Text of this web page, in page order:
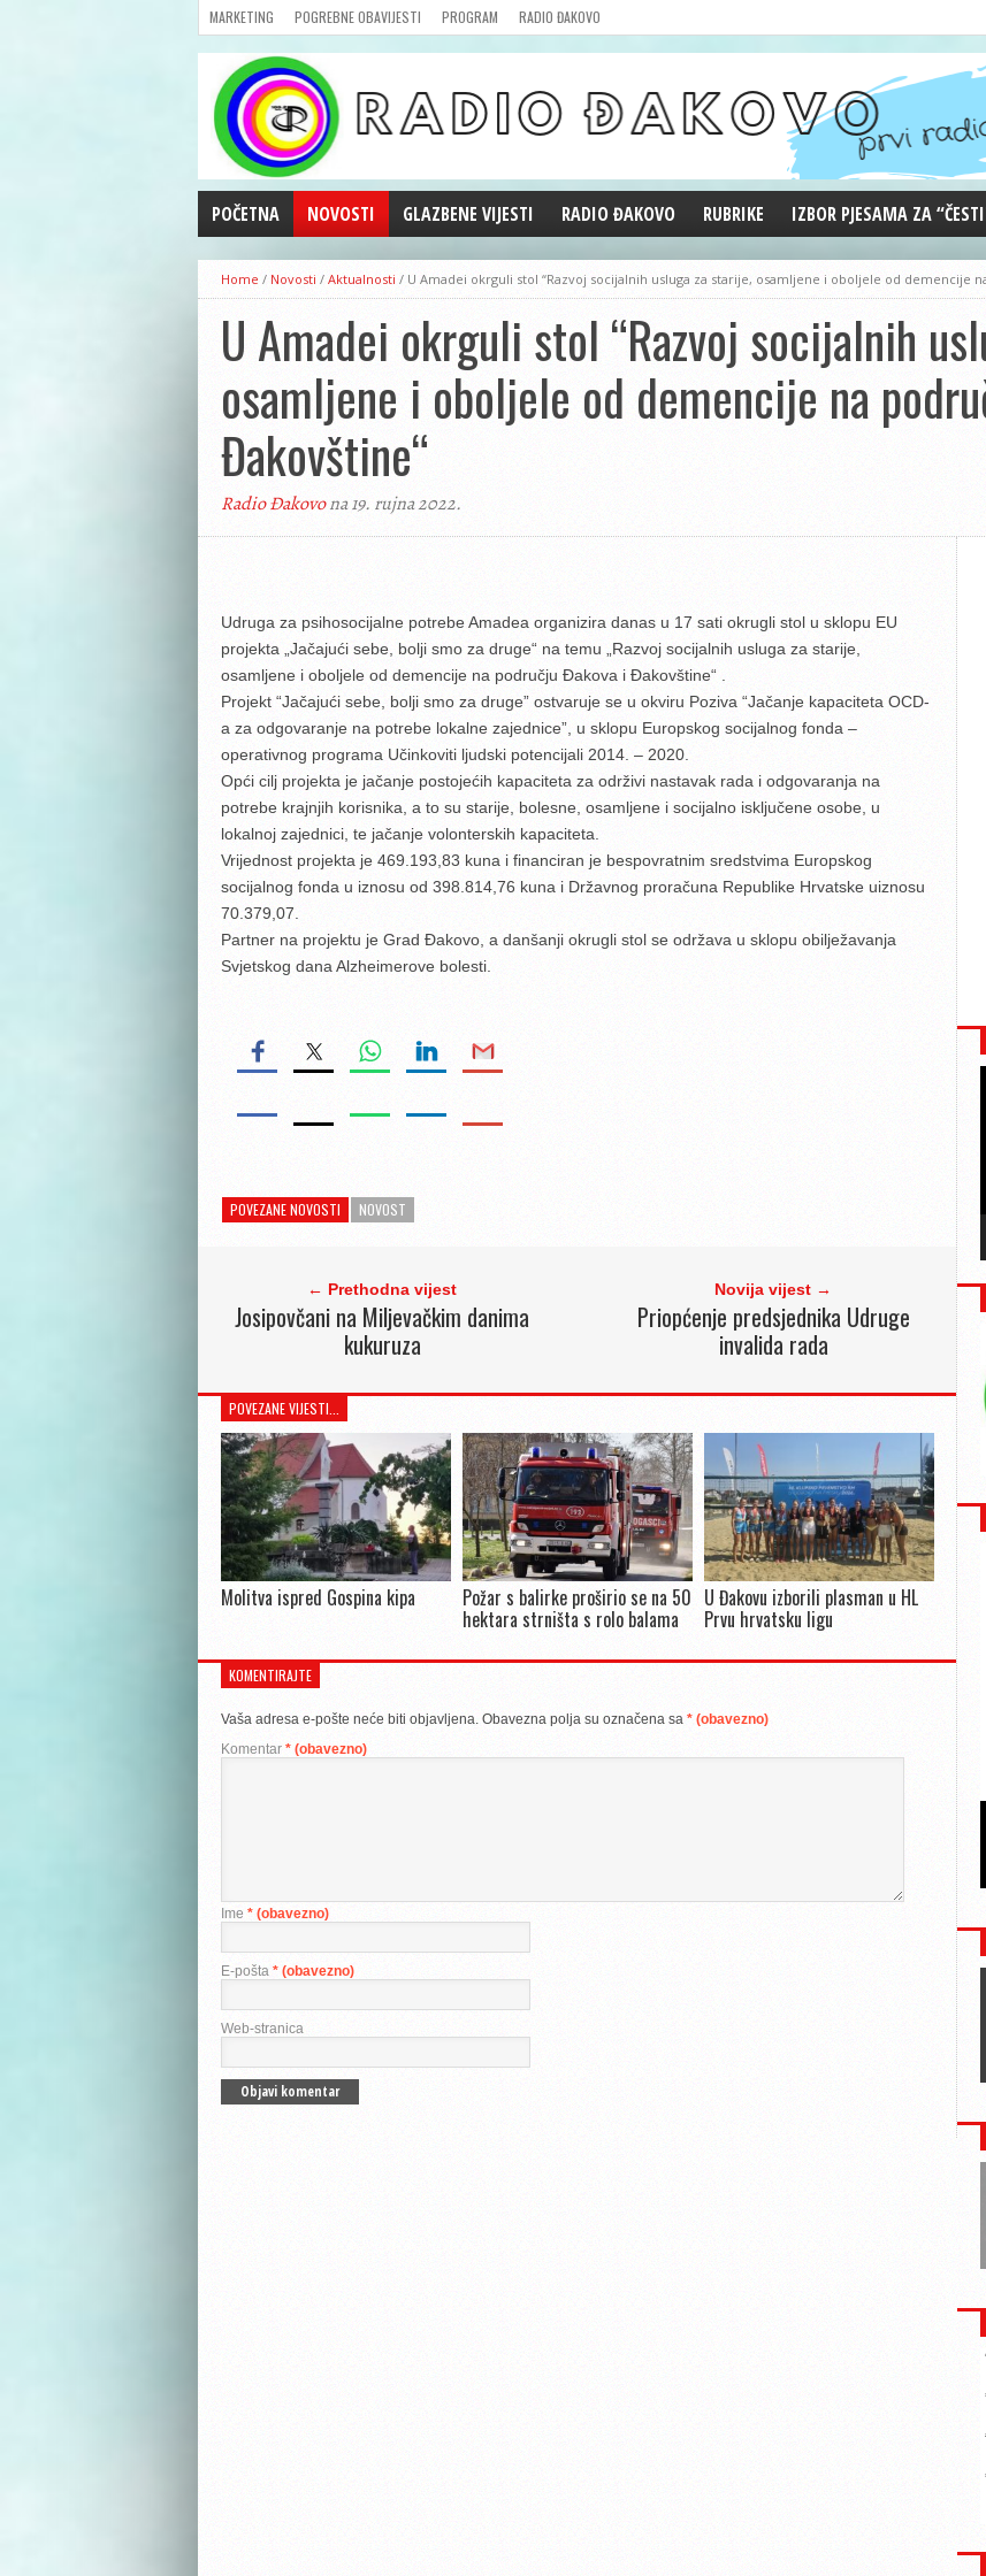
MARKETING POGREBNE OBAVIJESTI PROGRAM RADIO ĐAKOVO
POČETNA NOVOSTI
AKTUALNOSTI
CRNA KRONIKA
POLITIKA
ZANIMLJIVOSTI
GOSPODARSTVO
KULTURA
ŠPORT
GLAZBENE VIJESTI RADIO ĐAKOVO
MARKETING
RUBRIKE
REPRIZE EMISIJA
DOBRE VIBRACIJE
ĐAKOVO GRADE
WEB ANKETA
KOLUMNE
IZBOR PJESAMA ZA
Home / Novosti / Aktualnosti / U Amadei okrguli stol “Razvoj socijalnih usluga za starije, osamljene i oboljele od demencije
U Amadei okrguli stol “Razvoj socijalnih
osamljene i oboljele od demencije na
Đakovštine“
Radio Đakovona 19. rujna 2022.
Udruga za psihosocijalne potrebe Amadea organizira danas u 17 sati okrugli stol u sklopu EU
projekta „Jačajući sebe, bolji smo za druge“ na temu „Razvoj socijalnih usluga za starije,
osamljene i oboljele od demencije na području Đakova i Đakovštine“ .
Projekt “Jačajući sebe, bolji smo za druge” ostvaruje se u okviru Poziva “Jačanje kapaciteta OCD-
a za odgovaranje na potrebe lokalne zajednice”, u sklopu Europskog socijalnog fonda –
operativnog programa Učinkoviti ljudski potencijali 2014. – 2020.
Opći cilj projekta je jačanje postojećih kapaciteta za održivi nastavak rada i odgovaranja na
potrebe krajnjih korisnika, a to su starije, bolesne, osamljene i socijalno isključene osobe, u
lokalnoj zajednici, te jačanje volonterskih kapaciteta.
Vrijednost projekta je 469.193,83 kuna i financiran je bespovratnim sredstvima Europskog
socijalnog fonda u iznosu od 398.814,76 kuna i Državnog proračuna Republike Hrvatske uiznosu
70.379,07.
Partner na projektu je Grad Đakovo, a danšanji okrugli stol se održava u sklopu obilježavanja
Svjetskog dana Alzheimerove bolesti.
POVEZANE NOVOSTI NOVOST
← Prethodna vijest
Josipovčani na Miljevačkim danima
kukuruza
Novija vijest →
Priopćenje predsjednika Udruge
invalida rada
POVEZANE VIJESTI...
Molitva ispred Gospina kipa Požar s balirke proširio se na 50
hektara strništa s rolo balama
U Đakovu izborili plasman u HL
Prvu hrvatsku ligu
KOMENTIRAJTE
Vaša adresa e-pošte neće biti objavljena. Obavezna polja su označena sa * (obavezno)
Komentar * (obavezno)
Ime * (obavezno)
E-pošta * (obavezno)
Web-stranica